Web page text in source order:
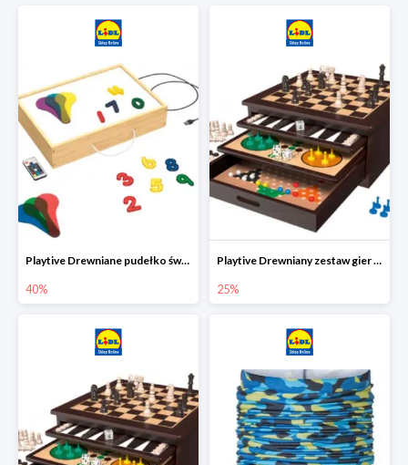
Playtive Drewniane pudełko świetlne MONTESSORI
40%
Playtive Drewniany zestaw gier 10 w 1
25%